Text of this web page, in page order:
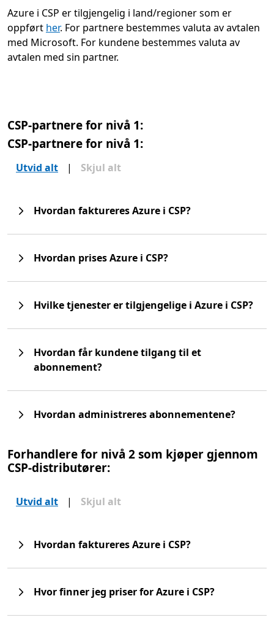
Azure i CSP er tilgjengelig i land/regioner som er
oppført her. For partnere bestemmes valuta av avtalen
med Microsoft. For kundene bestemmes valuta av
avtalen med sin partner.
CSP-partnere for nivå 1:
CSP-partnere for nivå 1:
Utvid alt | Skjul alt
Hvordan faktureres Azure i CSP?
Hvordan prises Azure i CSP?
Hvilke tjenester er tilgjengelige i Azure i CSP?
Hvordan får kundene tilgang til et
abonnement?
Hvordan administreres abonnementene?
Forhandlere for nivå 2 som kjøper gjennom
CSP-distributører:
Utvid alt | Skjul alt
Hvordan faktureres Azure i CSP?
Hvor finner jeg priser for Azure i CSP?